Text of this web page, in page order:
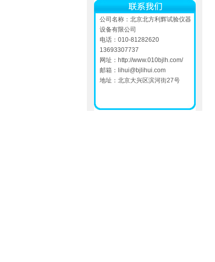
公司名称：北京北方利辉试验仪器
设备有限公司
电话：010-81282620
13693307737
网址： http://www.010bjlh.com/
邮箱： lihui@bjlihui.com
地址：北京大兴区滨河街27号